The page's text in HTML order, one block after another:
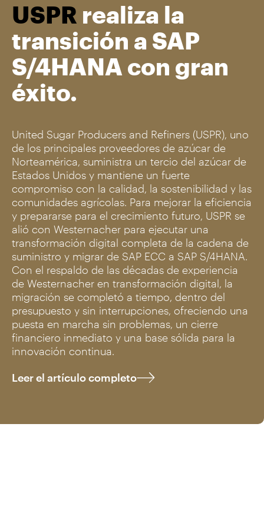
USPR realiza la
transición a SAP
S/4HANA con gran
éxito.
United Sugar Producers and Refiners (USPR), uno
de los principales proveedores de azúcar de
Norteamérica, suministra un tercio del azúcar de
Estados Unidos y mantiene un fuerte
compromiso con la calidad, la sostenibilidad y las
comunidades agrícolas. Para mejorar la eficiencia
y prepararse para el crecimiento futuro, USPR se
alió con Westernacher para ejecutar una
transformación digital completa de la cadena de
suministro y migrar de SAP ECC a SAP S/4HANA.
Con el respaldo de las décadas de experiencia
de Westernacher en transformación digital, la
migración se completó a tiempo, dentro del
presupuesto y sin interrupciones, ofreciendo una
puesta en marcha sin problemas, un cierre
financiero inmediato y una base sólida para la
innovación continua.
Leer el artículo completo